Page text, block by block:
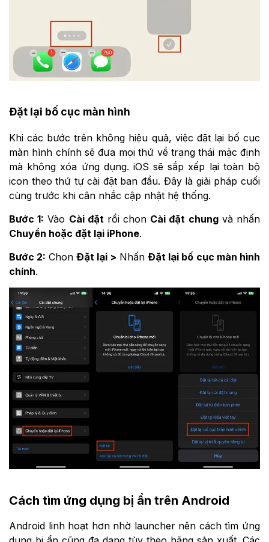
Đặt lại bố cục màn hình
Khi các bước trên không hiệu quả, việc đặt lại bố cục
màn hình chính sẽ đưa mọi thứ về trạng thái mặc định
mà không xóa ứng dụng. iOS sẽ sắp xếp lại toàn bộ
icon theo thứ tự cài đặt ban đầu. Đây là giải pháp cuối
cùng trước khi cân nhắc cập nhật hệ thống.
Bước 1: Vào Cài đặt rồi chọn Cài đặt chungvà nhấn
Chuyển hoặc đặt lại iPhone.
Bước 2: Chọn Đặt lại > Nhấn Đặt lại bố cục màn hình
chính.
Cách tìm ứng dụng bị ẩn trên Android
Android linh hoạt hơn nhờ launcher nên cách tìm ứng